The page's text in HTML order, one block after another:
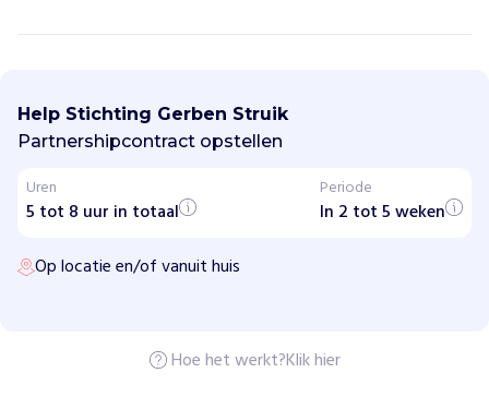
c
h
t
n
g
r
Help Stichting Gerben Struik
Partnershipcontract opstellen
Uren
5 tot 8 uur in totaal
Periode
In 2 tot 5 weken
Op locatie en/of vanuit huis
Hoe het werkt?Klik hier